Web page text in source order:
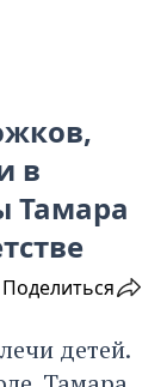
в
Тамара
Поделиться
детей.